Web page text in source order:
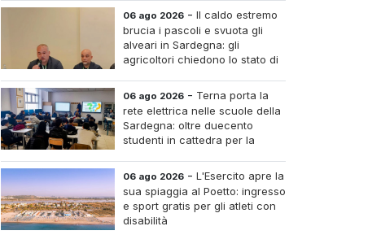
06 ago 2026 - Il caldo estremo
brucia i pascoli e svuota gli
alveari in Sardegna: gli
agricoltori chiedono lo stato di
06 ago 2026 - Terna porta la
rete elettrica nelle scuole della
Sardegna: oltre duecento
studenti in cattedra per la
06 ago 2026 - L'Esercito apre la
sua spiaggia al Poetto: ingresso
e sport gratis per gli atleti con
disabilità